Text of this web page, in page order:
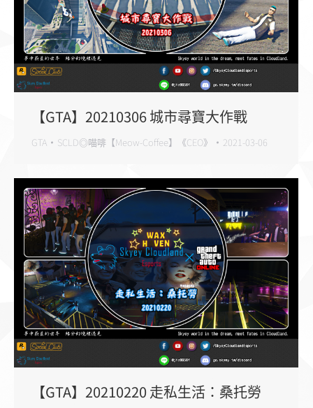
【GTA】20210306 城市尋寶大作戰
GTA SCLD◎喵啡【Meow-Coffee】《CEO》 2021-03-06
【GTA】20210220 走私生活：桑托勞